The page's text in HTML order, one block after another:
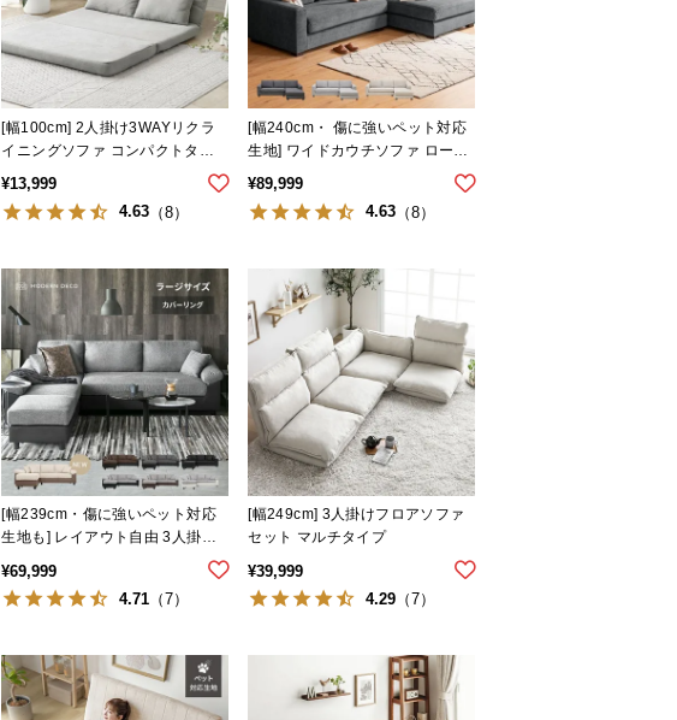
[幅100cm] 2人掛け3WAYリクラ
イニングソファ コンパクトタイ
¥13,999
4.63 （8）
[幅240cm・ 傷に強いペット対応
生地] ワイドカウチソファ ロース
¥89,999
4.63 （8）
[幅239cm・傷に強いペット対応
生地も] レイアウト自由 3人掛け
¥69,999
4.71 （7）
[幅249cm] 3人掛けフロアソファ
セット マルチタイプ
¥39,999
4.29 （7）